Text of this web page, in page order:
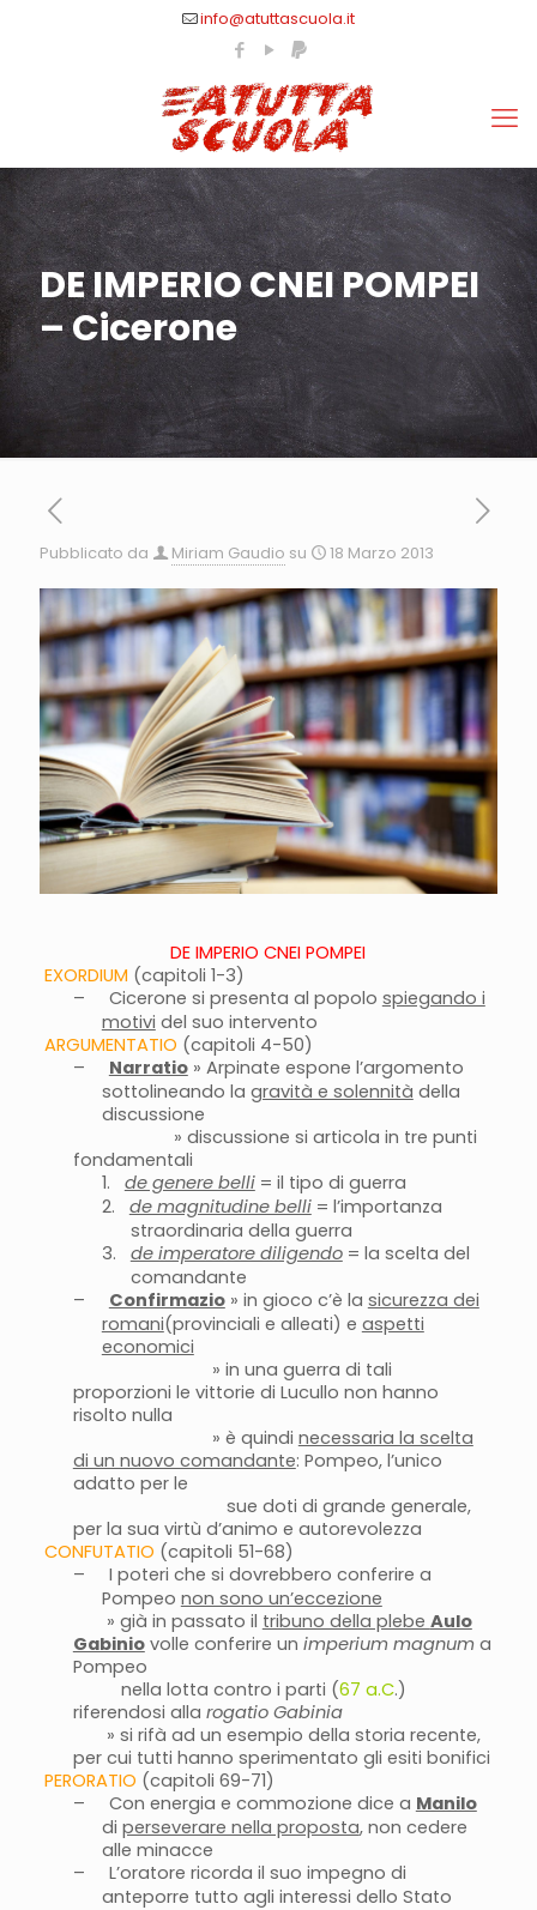
info@atuttascuola.it
DE IMPERIO CNEI POMPEI
– Cicerone
Pubblicato da Miriam Gaudio su 18 Marzo 2013
DE IMPERIO CNEI POMPEI
EXORDIUM (capitoli 1-3)
–
Cicerone si presenta al popolo spiegando i
motivi del suo intervento
ARGUMENTATIO (capitoli 4-50)
–
Narratio» Arpinate espone l’argomento
sottolineando la gravità e solennità della
discussione
» discussione si articola in tre punti
fondamentali
1.
de genere belli= il tipo di guerra
2.
de magnitudine belli= l’importanza
straordinaria della guerra
3.
de imperatore diligendo= la scelta del
comandante
–
Confirmazio» in gioco c’è la sicurezza dei
romani(provinciali e alleati) e aspetti
economici
» in una guerra di tali
proporzioni le vittorie di Lucullo non hanno
risolto nulla
» è quindi necessaria la scelta
di un nuovo comandante: Pompeo, l’unico
adatto per le
sue doti di grande generale,
per la sua virtù d’animo e autorevolezza
CONFUTATIO (capitoli 51-68)
–
I poteri che si dovrebbero conferire a
Pompeo non sono un’eccezione
» già in passato il tribuno della plebe Aulo
Gabiniovolle conferire un imperium magnuma
Pompeo
nella lotta contro i parti (67 a.C.)
riferendosi alla rogatio Gabinia
» si rifà ad un esempio della storia recente,
per cui tutti hanno sperimentato gli esiti bonifici
PERORATIO (capitoli 69-71)
–
Con energia e commozione dice a Manilo
di perseverare nella proposta, non cedere
alle minacce
–
L’oratore ricorda il suo impegno di
anteporre tutto agli interessi dello Stato